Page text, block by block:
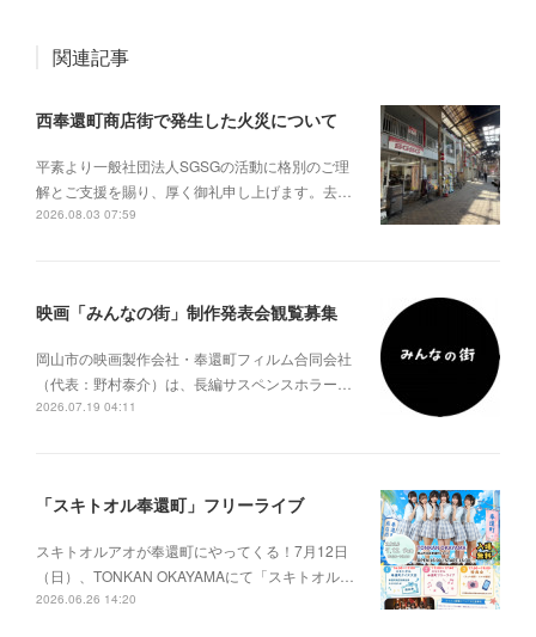
関連記事
西奉還町商店街で発生した火災について
平素より一般社団法人SGSGの活動に格別のご理
解とご支援を賜り、厚く御礼申し上げます。去…
2026.08.03 07:59
映画「みんなの街」制作発表会観覧募集
岡山市の映画製作会社・奉還町フィルム合同会社
（代表：野村泰介）は、長編サスペンスホラー…
2026.07.19 04:11
「スキトオル奉還町」フリーライブ
スキトオルアオが奉還町にやってくる！7月12日
（日）、TONKAN OKAYAMAにて「スキトオル…
2026.06.26 14:20